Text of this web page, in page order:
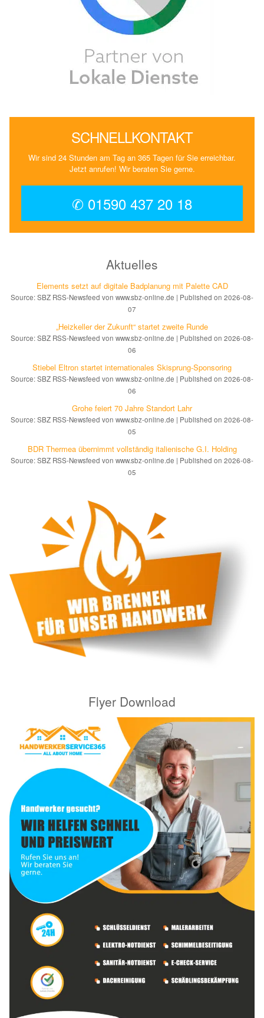
SCHNELLKONTAKT
Wir sind 24 Stunden am Tag an 365 Tagen für Sie erreichbar.
Jetzt anrufen! Wir beraten Sie gerne.
✆ 01590 437 20 18
Aktuelles
Elements setzt auf di­gi­ta­le Bad­pla­nung mit Palette CAD
Source: SBZ RSS-Newsfeed von www.sbz-online.de
Published on 2026-08-
07
„Heizkeller der Zu­kunft“ star­tet zwei­te Run­de
Source: SBZ RSS-Newsfeed von www.sbz-online.de
Published on 2026-08-
06
Stiebel Eltron startet internatio­nales Ski­sprung-Spon­soring
Source: SBZ RSS-Newsfeed von www.sbz-online.de
Published on 2026-08-
06
Grohe feiert 70 Jahre Standort Lahr
Source: SBZ RSS-Newsfeed von www.sbz-online.de
Published on 2026-08-
05
BDR Thermea übernimmt vollständig italienische G.I. Holding
Source: SBZ RSS-Newsfeed von www.sbz-online.de
Published on 2026-08-
05
Flyer Download